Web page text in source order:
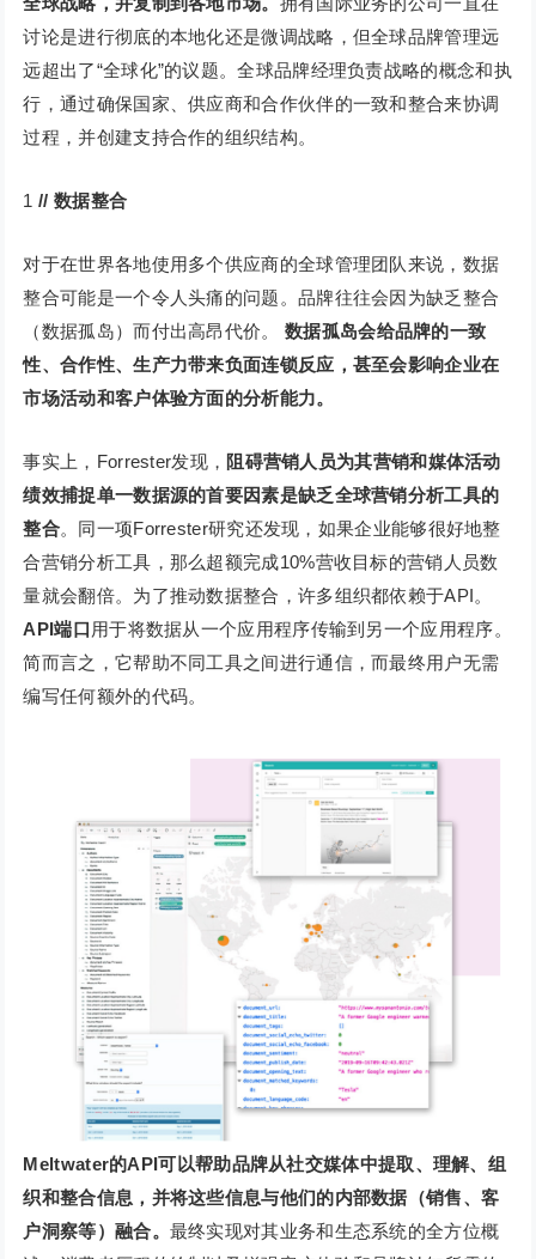
讨论是进行彻底的本地化还是微调战略，但全球品牌管理远
远超出了“全球化”的议题。全球品牌经理负责战略的概念和执
行，通过确保国家、供应商和合作伙伴的一致和整合来协调
过程，并创建支持合作的组织结构。
1// 数据整合
对于在世界各地使用多个供应商的全球管理团队来说，数据
整合可能是一个令人头痛的问题。品牌往往会因为缺乏整合
（数据孤岛）而付出高昂代价。 数据孤岛会给品牌的一致
性、合作性、生产力带来负面连锁反应，甚至会影响企业在
市场活动和客户体验方面的分析能力。
事实上，Forrester发现， 阻碍营销人员为其营销和媒体活动
绩效捕捉单一数据源的首要因素是缺乏全球营销分析工具的
整合。同一项Forrester研究还发现，如果企业能够很好地整
合营销分析工具，那么超额完成10%营收目标的营销人员数
量就会翻倍。为了推动数据整合，许多组织都依赖于API。
API端口 用于将数据从一个应用程序传输到另一个应用程序。
简而言之，它帮助不同工具之间进行通信，而最终用户无需
编写任何额外的代码。
Meltwater的API可以帮助品牌从社交媒体中提取、理解、组
织和整合信息，并将这些信息与他们的内部数据（销售、客
户洞察等）融合。 最终实现对其业务和生态系统的全方位概